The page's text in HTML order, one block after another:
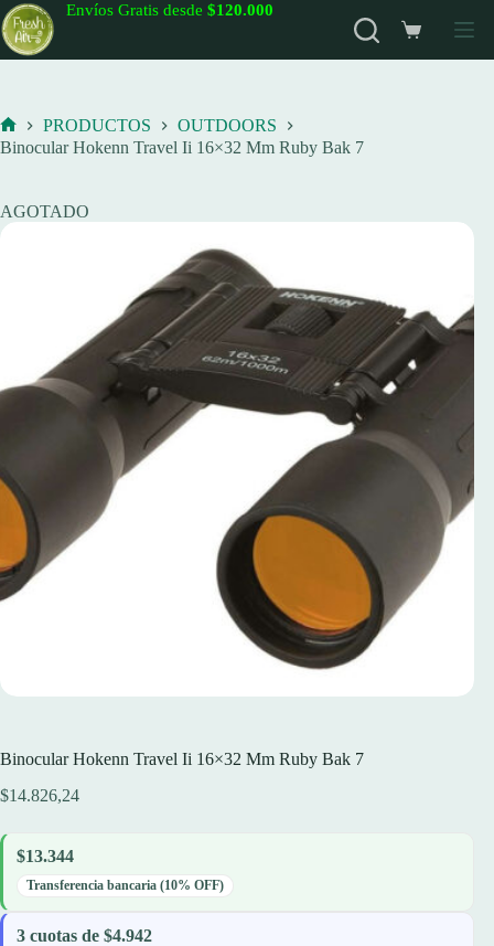
Saltar
al
contenido
Envíos Gratis desde $120.000
Carro
de
Inicio
PRODUCTOS
OUTDOORS
Binocular Hokenn Travel Ii 16×32 Mm Ruby Bak 7
AGOTADO
Binocular Hokenn Travel Ii 16×32 Mm Ruby Bak 7
$14.826,24
$13.344
Transferencia bancaria (10% OFF)
3 cuotas de $4.942